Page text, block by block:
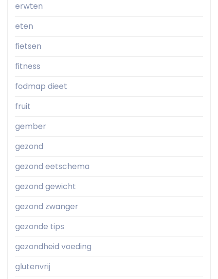
erwten
eten
fietsen
fitness
fodmap dieet
fruit
gember
gezond
gezond eetschema
gezond gewicht
gezond zwanger
gezonde tips
gezondheid voeding
glutenvrij